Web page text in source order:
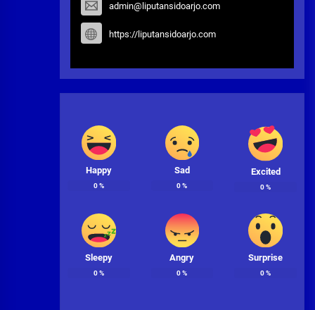
admin@liputansidoarjo.com
https://liputansidoarjo.com
Happy
0%
Sad
0%
Excited
0%
Sleepy
0%
Angry
0%
Surprise
0%